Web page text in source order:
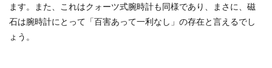
ます。また、これはクォーツ式腕時計も同様であり、まさに、磁
石は腕時計にとって「百害あって一利なし」の存在と言えるでし
ょう。